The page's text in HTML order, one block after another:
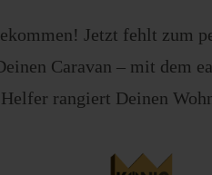
Jetzt fehlt zum
Caravan – mit dem
rangiert Deinen